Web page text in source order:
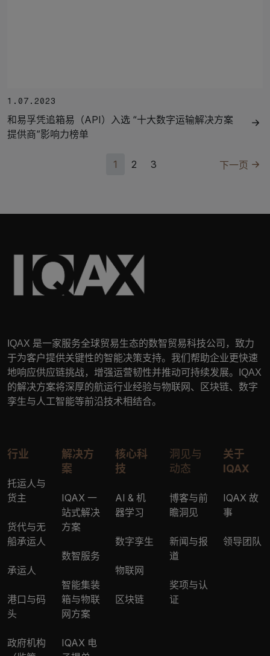
1.07.2023
和易孚凭追箱易（API）入选 “十大数字运输解决方案
提供商”影响力榜单
1 2 3 下一页
IQAX 是一家服务全球贸易生态的数智贸易科技公司，致力
于为客户提供关键性的智能决策支持。我们帮助企业更快速
地响应供应链挑战，增强运营韧性并推动可持续发展。
IQAX
的解决方案将深厚的航运行业经验与物联网、区块链、数字
孪生与人工智能等前沿技术相结合。
行业
托运人与
货主
货代与无
船承运人
承运人
港口与码
头
政府机构
解决方
案
IQAX 一
站式解决
方案
数智服务
智能集装
箱与物联
网方案
IQAX 电
核心科
技
AI & 机
器学习
数字孪生
物联网
区块链
洞见与
动态
博客与前
瞻洞见
新闻与报
道
奖项与认
证
关于
IQAX
IQAX 故
事
领导团队